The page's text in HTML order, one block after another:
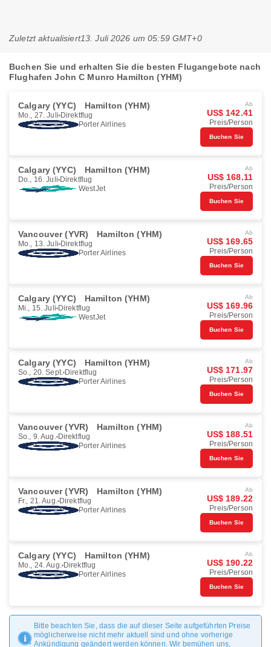
Zuletzt aktualisiert13. Juli 2026 um 05:59 GMT+0
Buchen Sie und erhalten Sie die besten Flugangebote nach
Flughafen John C Munro Hamilton (YHM)
Calgary (YYC) Hamilton (YHM)
Mo., 27. Juli Direktflug
Porter Airlines
Ab
US$ 142.41
Preis/Person
Buchen Sie
Calgary (YYC) Hamilton (YHM)
Do., 16. Juli Direktflug
WestJet
Ab
US$ 168.11
Preis/Person
Buchen Sie
Vancouver (YVR) Hamilton (YHM)
Mo., 13. Juli Direktflug
Porter Airlines
Ab
US$ 169.65
Preis/Person
Buchen Sie
Calgary (YYC) Hamilton (YHM)
Mi., 15. Juli Direktflug
WestJet
Ab
US$ 169.96
Preis/Person
Buchen Sie
Calgary (YYC) Hamilton (YHM)
So., 20. Sept. Direktflug
Porter Airlines
Ab
US$ 171.97
Preis/Person
Buchen Sie
Vancouver (YVR) Hamilton (YHM)
So., 9. Aug. Direktflug
Porter Airlines
Ab
US$ 188.51
Preis/Person
Buchen Sie
Vancouver (YVR) Hamilton (YHM)
Fr., 21. Aug. Direktflug
Porter Airlines
Ab
US$ 189.22
Preis/Person
Buchen Sie
Calgary (YYC) Hamilton (YHM)
Mo., 24. Aug. Direktflug
Porter Airlines
Ab
US$ 190.22
Preis/Person
Buchen Sie
Bitte beachten Sie, dass die auf dieser Seite aufgeführten Preise
möglicherweise nicht mehr aktuell sind und ohne vorherige
Ankündigung geändert werden können. Wir bemühen uns,